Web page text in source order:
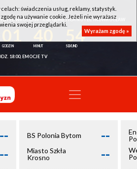
WROCŁAW - KSK QEMETICA NOTEĆ INOWROCŁAW
54
18:00, EMOCJE TV
--
--
BS Polonia Bytom --
Miasto Szkła
Krosno
--
świadczenia usług, reklamy, statystyk.
na używanie cookie. Jeżeli nie wyrażasz
swojej przeglądarki.
Wyrażam zgodę »